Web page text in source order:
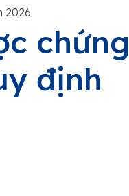
2026
chứng
định